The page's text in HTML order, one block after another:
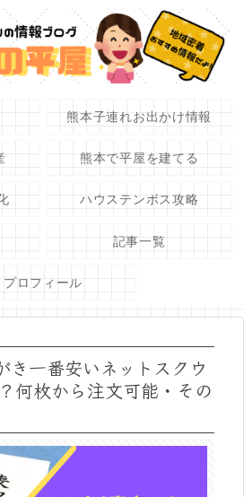
熊本子連れお出かけ情報
熊本で平屋を建てる
ハウステンボス攻略
記事一覧
プロフィール
き一番安いネットスクウ
何枚から注文可能・その